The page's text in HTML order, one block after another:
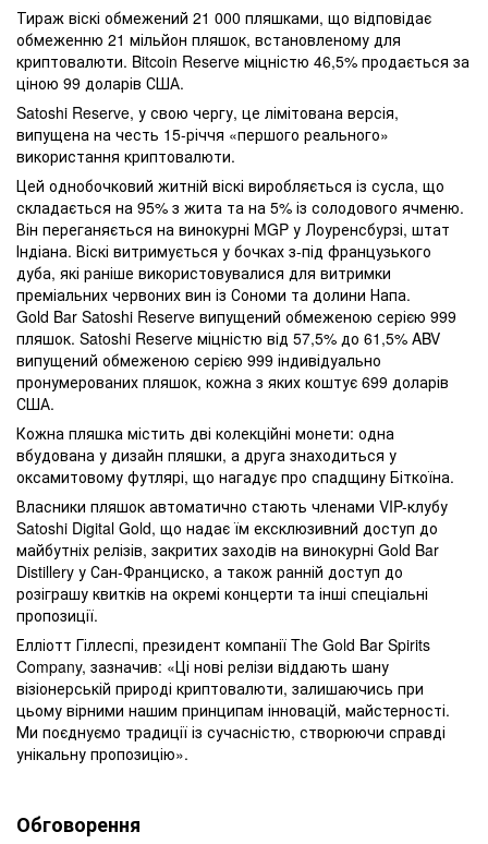
Тираж віскі обмежений 21 000 пляшками, що відповідає
обмеженню 21 мільйон пляшок, встановленому для
криптовалюти. Bitcoin Reserve міцністю 46,5% продається за
ціною 99 доларів США.
Satoshi Reserve, у свою чергу, це лімітована версія,
випущена на честь 15-річчя «першого реального»
використання криптовалюти.
Цей однобочковий житній віскі виробляється із сусла, що
складається на 95% з жита та на 5% із солодового ячменю.
Він переганяється на винокурні MGP у Лоуренсбурзі, штат
Індіана. Віскі витримується у бочках з-під французького
дуба, які раніше використовувалися для витримки
преміальних червоних вин із Сономи та долини Напа.
Gold Bar Satoshi Reserve випущений обмеженою серією 999
пляшок. Satoshi Reserve міцністю від 57,5% до 61,5% ABV
випущений обмеженою серією 999 індивідуально
пронумерованих пляшок, кожна з яких коштує 699 доларів
США.
Кожна пляшка містить дві колекційні монети: одна
вбудована у дизайн пляшки, а друга знаходиться у
оксамитовому футлярі, що нагадує про спадщину Біткоїна.
Власники пляшок автоматично стають членами VIP-клубу
Satoshi Digital Gold, що надає їм ексклюзивний доступ до
майбутніх релізів, закритих заходів на винокурні Gold Bar
Distillery у Сан-Франциско, а також ранній доступ до
розіграшу квитків на окремі концерти та інші спеціальні
пропозиції.
Елліотт Гіллеспі, президент компанії The Gold Bar Spirits
Company, зазначив: «Ці нові релізи віддають шану
візіонерській природі криптовалюти, залишаючись при
цьому вірними нашим принципам інновацій, майстерності.
Ми поєднуємо традиції із сучасністю, створюючи справді
унікальну пропозицію».
Обговорення